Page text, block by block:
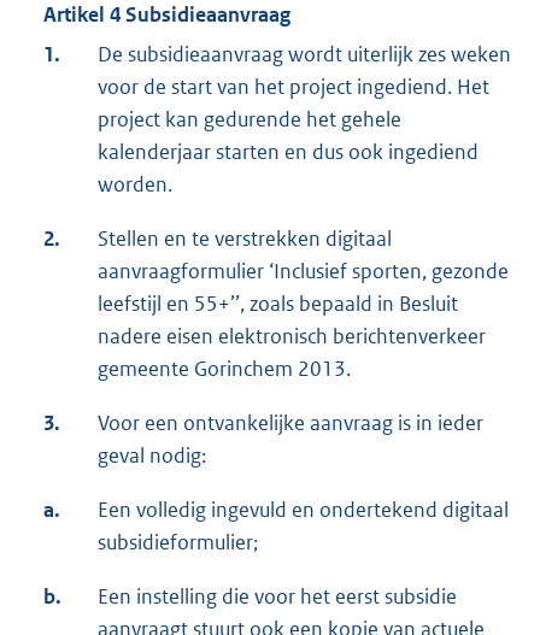
Artikel 4 Subsidieaanvraag
1.
De subsidieaanvraag wordt uiterlijk zes weken
voor de start van het project ingediend. Het
project kan gedurende het gehele
kalenderjaar starten en dus ook ingediend
worden.
2.
Stellen en te verstrekken digitaal
aanvraagformulier ‘Inclusief sporten, gezonde
leefstijl en 55+’’, zoals bepaald in Besluit
nadere eisen elektronisch berichtenverkeer
gemeente Gorinchem 2013.
3.
Voor een ontvankelijke aanvraag is in ieder
geval nodig:
a.
Een volledig ingevuld en ondertekend digitaal
subsidieformulier;
b.
Een instelling die voor het eerst subsidie
aanvraagt stuurt ook een kopie van actuele